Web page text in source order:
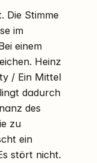
Die Stimme
im
einem
Heinz
/ Ein Mittel
dadurch
des
zu
ein
stört nicht.